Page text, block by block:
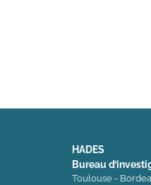
HADES
Bureau
Toulouse -